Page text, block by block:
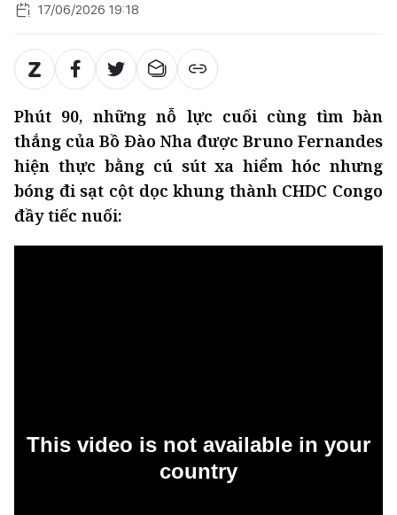
17/06/2026 19:18
Phút 90, những nỗ lực cuối cùng tìm bàn
thắng của Bồ Đào Nha được Bruno Fernandes
hiện thực bằng cú sút xa hiểm hóc nhưng
bóng đi sạt cột dọc khung thành CHDC Congo
đầy tiếc nuối: